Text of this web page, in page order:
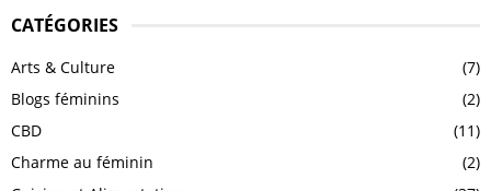
CATÉGORIES
Arts & Culture
(7)
Blogs féminins
(2)
CBD
(11)
Charme au féminin
(2)